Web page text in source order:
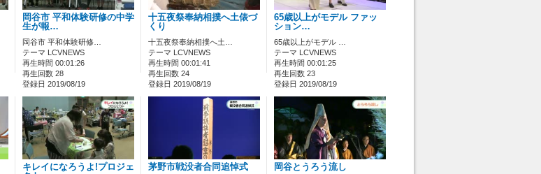
岡谷市 平和体験研修の中学
生が報…
岡谷市 平和体験研修…
テーマ LCVNEWS
再生時間 00:01:26
再生回数 28
登録日 2019/08/19
十五夜祭奉納相撲へ土俵づ
くり
十五夜祭奉納相撲へ土…
テーマ LCVNEWS
再生時間 00:01:41
再生回数 24
登録日 2019/08/19
65歳以上がモデル ファッ
ション…
65歳以上がモデル …
テーマ LCVNEWS
再生時間 00:01:25
再生回数 23
登録日 2019/08/19
キレイになろうよ!プロジェ
茅野市戦没者合同追悼式 岡谷とうろう流し